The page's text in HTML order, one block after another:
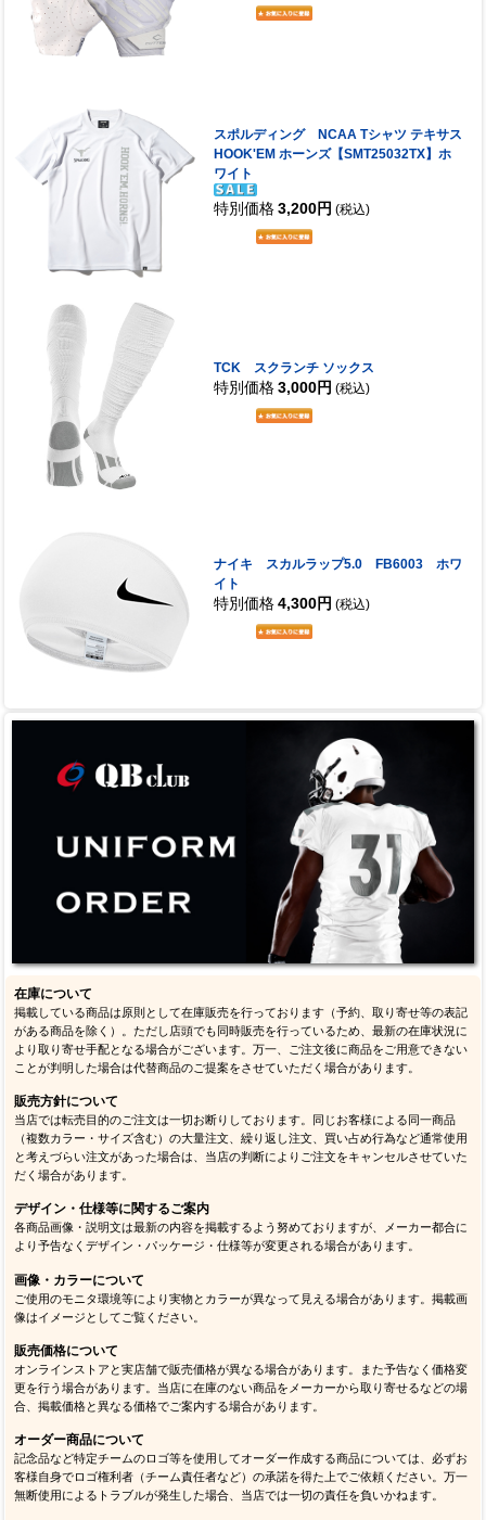
スポルディング NCAA Tシャツ テキサス
HOOK'EM ホーンズ【SMT25032TX】ホ
ワイト
特別価格 3,200円 (税込)
TCK スクランチ ソックス
特別価格 3,000円 (税込)
ナイキ スカルラップ5.0 FB6003 ホワ
イト
特別価格 4,300円 (税込)
在庫について
掲載している商品は原則として在庫販売を行っております（予約、取り寄せ等の表記
がある商品を除く）。ただし店頭でも同時販売を行っているため、最新の在庫状況に
より取り寄せ手配となる場合がございます。万一、ご注文後に商品をご用意できない
ことが判明した場合は代替商品のご提案をさせていただく場合があります。
販売方針について
当店では転売目的のご注文は一切お断りしております。同じお客様による同一商品
（複数カラー・サイズ含む）の大量注文、繰り返し注文、買い占め行為など通常使用
と考えづらい注文があった場合は、当店の判断によりご注文をキャンセルさせていた
だく場合があります。
デザイン・仕様等に関するご案内
各商品画像・説明文は最新の内容を掲載するよう努めておりますが、メーカー都合に
より予告なくデザイン・パッケージ・仕様等が変更される場合があります。
画像・カラーについて
ご使用のモニタ環境等により実物とカラーが異なって見える場合があります。掲載画
像はイメージとしてご覧ください。
販売価格について
オンラインストアと実店舗で販売価格が異なる場合があります。また予告なく価格変
更を行う場合があります。当店に在庫のない商品をメーカーから取り寄せるなどの場
合、掲載価格と異なる価格でご案内する場合があります。
オーダー商品について
記念品など特定チームのロゴ等を使用してオーダー作成する商品については、必ずお
客様自身でロゴ権利者（チーム責任者など）の承諾を得た上でご依頼ください。万一
無断使用によるトラブルが発生した場合、当店では一切の責任を負いかねます。